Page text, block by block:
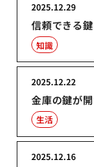
信頼できる
2025.12.29
知識
金庫の鍵が
2025.12.22
生活
2025.12.16